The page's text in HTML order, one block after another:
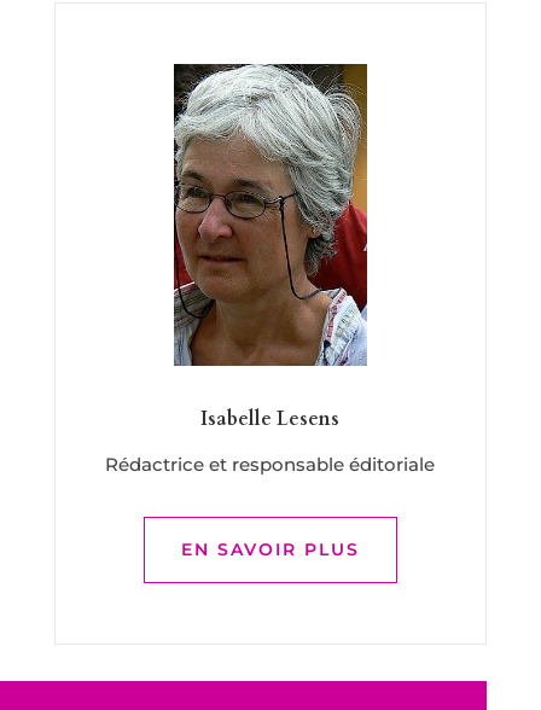
Isabelle Lesens
Rédactrice et responsable éditoriale
EN SAVOIR PLUS